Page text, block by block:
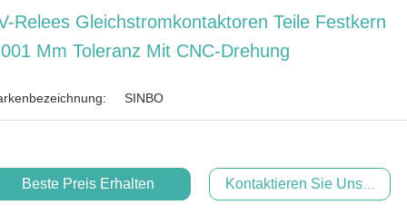
Relees Gleichstromkontaktoren Teile Festkern
Mm Toleranz Mit CNC-Drehung
SINBO
Beste Preis Erhalten Kontaktieren Sie Uns Jetzt